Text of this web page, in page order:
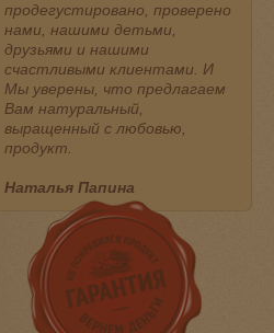
продегустировано, проверено
нами, нашими детьми,
друзьями и нашими
счастливыми клиентами. И
Мы уверены, что предлагаем
Вам натуральный,
выращенный с любовью,
продукт.
Наталья Папина